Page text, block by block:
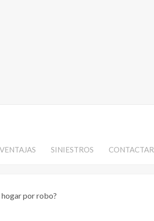
VENTAJAS SINIESTROS CONTACTAR
hogar por robo?